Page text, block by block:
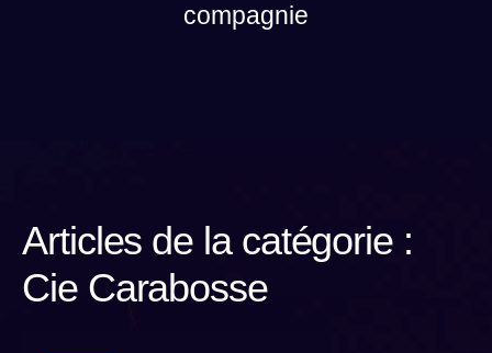
compagnie
Articles de la catégorie :
Cie Carabosse